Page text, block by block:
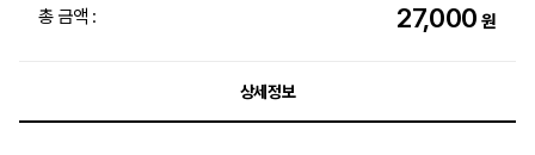
총 금액 : 27,000 원
상세정보